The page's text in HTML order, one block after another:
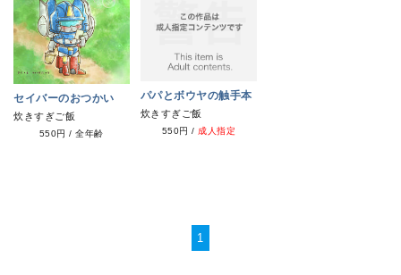
セイバーのおつかい
炊きすぎご飯
550円 /全年齢
パパとボウヤの触手本
炊きすぎご飯
550円 / 成人指定
1